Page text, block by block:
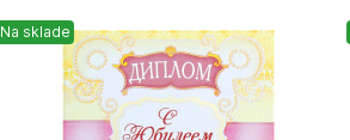
Na sklade